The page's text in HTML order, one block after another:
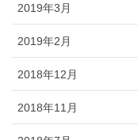
2019年3月
2019年2月
2018年12月
2018年11月